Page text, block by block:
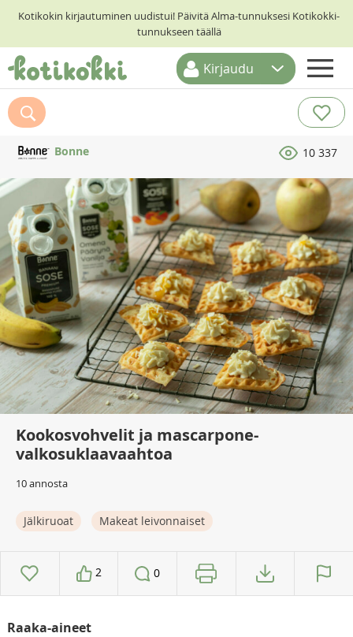
Kotikokin kirjautuminen uudistui! Päivitä Alma-tunnuksesi Kotikokki-
tunnukseen täällä
ETUSIVU
RESEPTIHAKU
RUOKATEEMAT
KESKUSTELUT
KOTIKOKIT
Kirjaudu
Bonne 10 337
Kookosvohvelit ja mascarpone-
valkosuklaavaahtoa
10 annosta
Jälkiruoat Makeat leivonnaiset
2 0
Raaka-aineet